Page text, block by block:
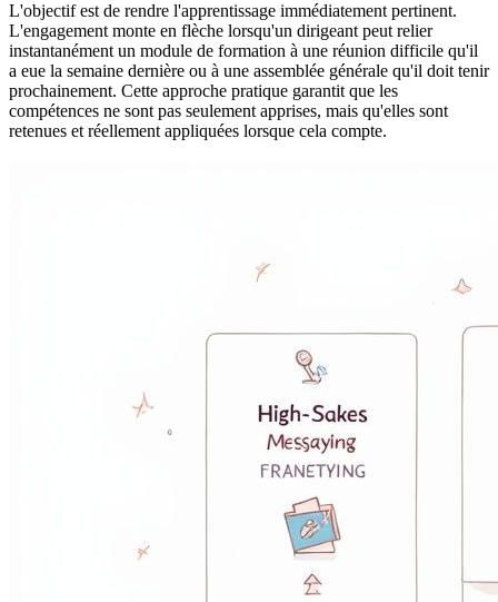
L'objectif est de rendre l'apprentissage immédiatement pertinent.
L'engagement monte en flèche lorsqu'un dirigeant peut relier
instantanément un module de formation à une réunion difficile qu'il
a eue la semaine dernière ou à une assemblée générale qu'il doit tenir
prochainement. Cette approche pratique garantit que les
compétences ne sont pas seulement apprises, mais qu'elles sont
retenues et réellement appliquées lorsque cela compte.